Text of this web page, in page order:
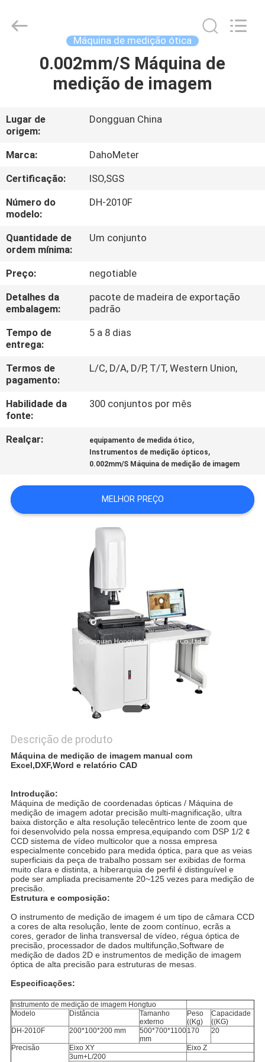
CASA
SOBRE
NÓS
EXCURSÃO
DA
FÁBRICA
CONTROLE
DA
QUALIDADE
CONTACTE-
NOS
PEÇA
UMAS
CITAÇÕES
MAPA
DO
Rights
Reserved.
Máquina de medição ótica
0.002mm/S Máquina de
medição de imagem
Lugar de
origem:
Dongguan China
Marca:
DahoMeter
Certificação:
ISO,SGS
Número do
modelo:
DH-2010F
Quantidade de
ordem mínima:
Um conjunto
Preço:
negotiable
Detalhes da
embalagem:
pacote de madeira de exportação
padrão
Tempo de
entrega:
5 a 8 dias
Termos de
pagamento:
L/C, D/A, D/P, T/T, Western Union,
Habilidade da
fonte:
300 conjuntos por mês
Realçar: equipamento de medida ótico,
Instrumentos de medição ópticos,
0.002mm/S Máquina de medição de imagem
MELHOR PREÇO
Descrição de produto
Máquina de medição de imagem manual com
Excel,DXF,Word e relatório CAD
Introdução:
Máquina de medição de coordenadas ópticas / Máquina de
medição de imagem adotar precisão multi-magnificação, ultra
baixa distorção e alta resolução telecêntrico lente de zoom que
foi desenvolvido pela nossa empresa,equipando com DSP 1/2 ¢
CCD sistema de vídeo multicolor que a nossa empresa
especialmente concebido para medida óptica, para que as veias
superficiais da peça de trabalho possam ser exibidas de forma
muito clara e distinta, a hiberarquia de perfil é distinguível e
pode ser ampliada precisamente 20~125 vezes para medição de
precisão.
Estrutura e composição:
O instrumento de medição de imagem é um tipo de câmara CCD
a cores de alta resolução, lente de zoom contínuo, ecrãs a
cores, gerador de linha transversal de vídeo, régua óptica de
precisão, processador de dados multifunção,Software de
medição de dados 2D e instrumentos de medição de imagem
óptica de alta precisão para estruturas de mesas.
Especificações:
Instrumento de medição de imagem Hongtuo
Modelo
Distância
Tamanho
externo
Peso
((Kg)
Capacidade
((KG)
DH-2010F
200*100*200 mm
500*700*1100
mm
170 20
Precisão Eixo XY
Eixo Z
3um+L/200